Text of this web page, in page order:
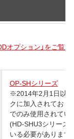
オプション」をご覧く
OP-SHシリーズ
※2014年2月1日以
クに加入されており
でのみ使用されてい
(HD-SHU3シリーズ
いる必要があります)